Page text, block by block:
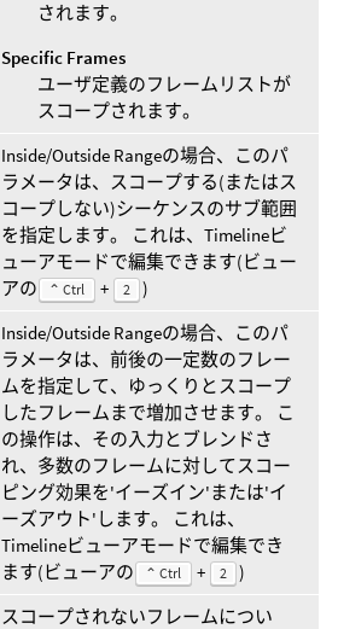
されます。
Specific Frames
ユーザ定義のフレームリストが
スコープされます。
Inside/Outside Rangeの場合、このパ
ラメータは、スコープする(またはス
コープしない)シーケンスのサブ範囲
を指定します。 これは、Timelineビ
ューアモードで編集できます(ビュー
アの
⌃ Ctrl + 2
)
Inside/Outside Rangeの場合、このパ
ラメータは、前後の一定数のフレー
ムを指定して、ゆっくりとスコープ
したフレームまで増加させます。 こ
の操作は、その入力とブレンドさ
れ、多数のフレームに対してスコー
ピング効果を'イーズイン'または'イ
ーズアウト'します。 これは、
Timelineビューアモードで編集でき
ます(ビューアの
⌃ Ctrl + 2
)
スコープされないフレームについ